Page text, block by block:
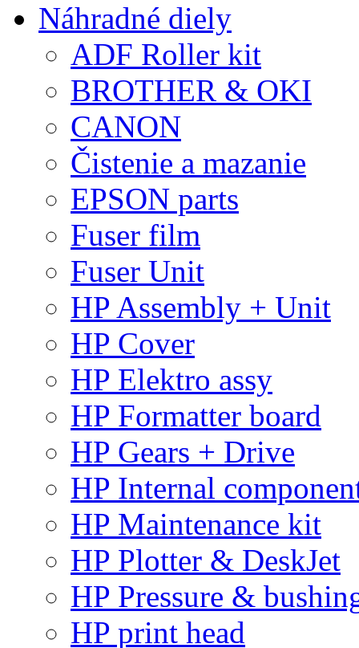
Náhradné diely
ADF Roller kit
BROTHER & OKI
CANON
Čistenie a mazanie
EPSON parts
Fuser film
Fuser Unit
HP Assembly + Unit
HP Cover
HP Elektro assy
HP Formatter board
HP Gears + Drive
HP Internal
HP Maintenance kit
HP Plotter & DeskJet
HP Pressure &
HP print head